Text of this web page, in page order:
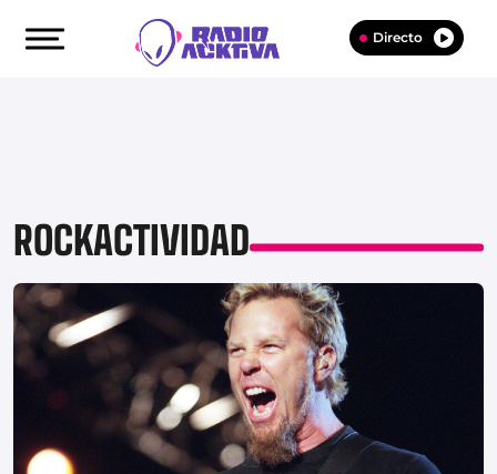
Directo
ROCKACTIVIDAD